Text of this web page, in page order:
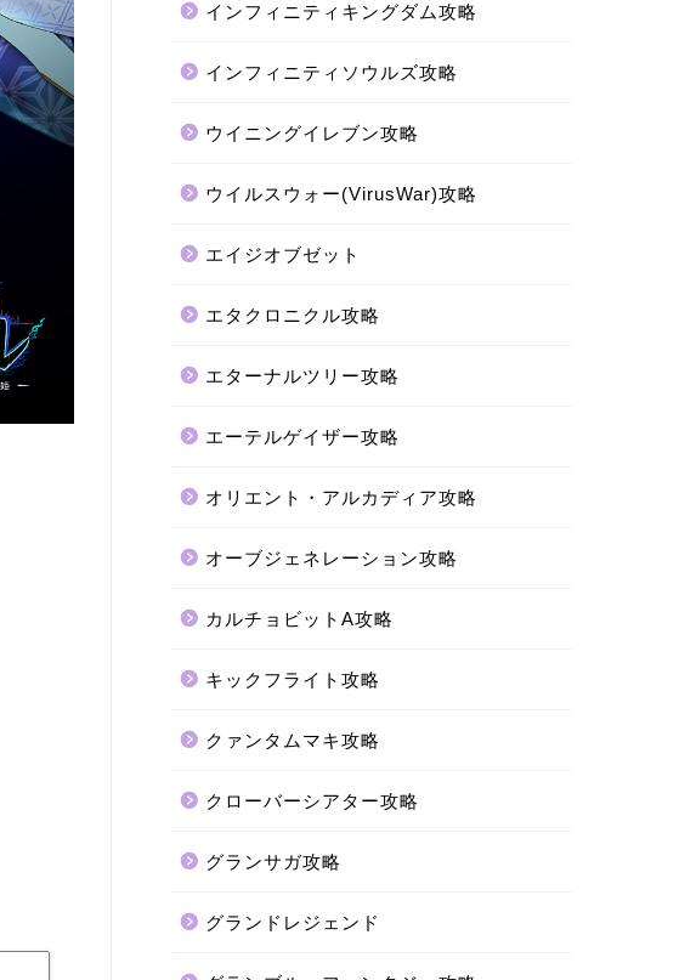
インフィニティキングダム攻略
インフィニティソウルズ攻略
ウイニングイレブン攻略
ウイルスウォー(VirusWar)攻略
エイジオブゼット
エタクロニクル攻略
エターナルツリー攻略
エーテルゲイザー攻略
オリエント・アルカディア攻略
オーブジェネレーション攻略
カルチョビットA攻略
キックフライト攻略
クァンタムマキ攻略
クローバーシアター攻略
グランサガ攻略
グランドレジェンド